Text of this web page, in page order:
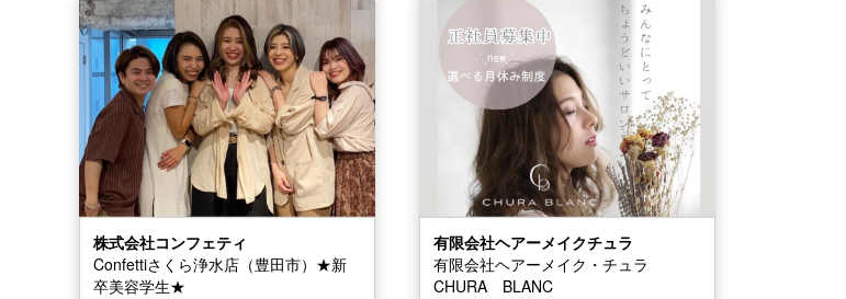
株式会社コンフェティ
Confettiさくら浄水店（豊田市）★新
卒美容学生★
有限会社ヘアーメイクチュラ
有限会社ヘアーメイク・チュラ
CHURA BLANC